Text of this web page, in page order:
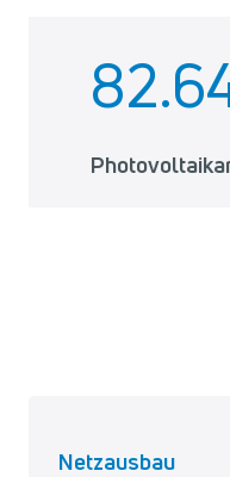
Netzausbau